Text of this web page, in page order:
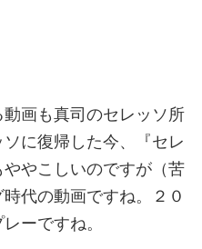
画も真司のセレッソ所
に復帰した今、『セレ
やこしいのですが（苦
代の動画ですね。２０
ーですね。